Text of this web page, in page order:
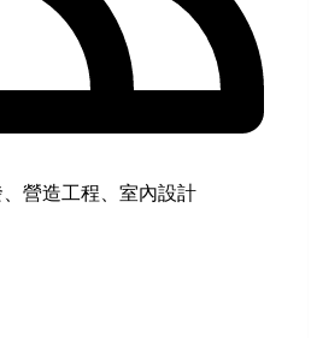
營造工程、室內設計